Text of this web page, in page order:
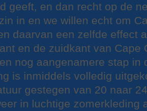
geeft, en dan recht op de
in en we willen echt om
daarvan een zelfde effect
en de zuidkant van Cape
nog aangenamere stap in
is inmiddels volledig
gestegen van 20 naar
in luchtige zomerkleding